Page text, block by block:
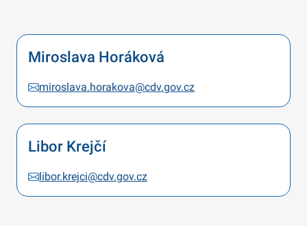
Miroslava Horáková
miroslava.horakova@cdv.gov.cz
Libor Krejčí
libor.krejci@cdv.gov.cz